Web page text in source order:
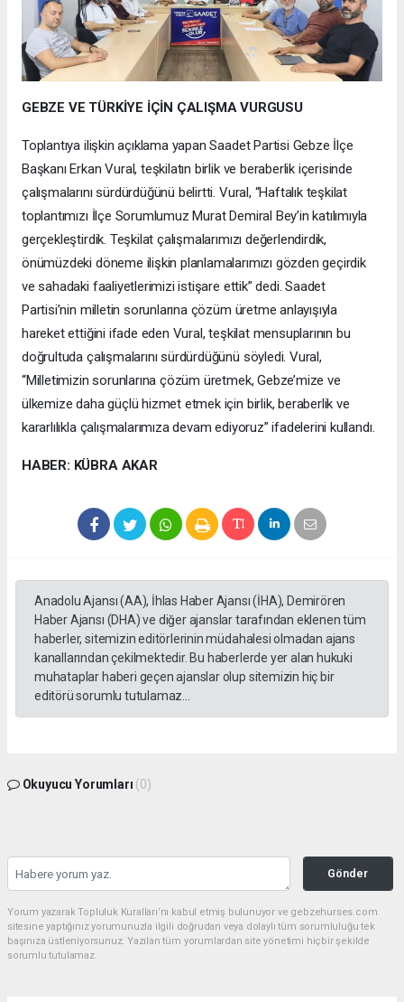
GEBZE VE TÜRKİYE İÇİN ÇALIŞMA VURGUSU
Toplantıya ilişkin açıklama yapan Saadet Partisi Gebze İlçe
Başkanı Erkan Vural, teşkilatın birlik ve beraberlik içerisinde
çalışmalarını sürdürdüğünü belirtti. Vural, “Haftalık teşkilat
toplantımızı İlçe Sorumlumuz Murat Demiral Bey’in katılımıyla
gerçekleştirdik. Teşkilat çalışmalarımızı değerlendirdik,
önümüzdeki döneme ilişkin planlamalarımızı gözden geçirdik
ve sahadaki faaliyetlerimizi istişare ettik” dedi. Saadet
Partisi’nin milletin sorunlarına çözüm üretme anlayışıyla
hareket ettiğini ifade eden Vural, teşkilat mensuplarının bu
doğrultuda çalışmalarını sürdürdüğünü söyledi. Vural,
“Milletimizin sorunlarına çözüm üretmek, Gebze’mize ve
ülkemize daha güçlü hizmet etmek için birlik, beraberlik ve
kararlılıkla çalışmalarımıza devam ediyoruz” ifadelerini kullandı.
HABER: KÜBRA AKAR
Anadolu Ajansı (AA), İhlas Haber Ajansı (İHA), Demirören
Haber Ajansı (DHA) ve diğer ajanslar tarafından eklenen tüm
haberler, sitemizin editörlerinin müdahalesi olmadan ajans
kanallarından çekilmektedir. Bu haberlerde yer alan hukuki
muhataplar haberi geçen ajanslar olup sitemizin hiç bir
editörü sorumlu tutulamaz...
Okuyucu Yorumları (0)
Gönder
Yorum yazarak Topluluk Kuralları’nı kabul etmiş bulunuyor ve gebzehurses.com
sitesine yaptığınız yorumunuzla ilgili doğrudan veya dolaylı tüm sorumluluğu tek
başınıza üstleniyorsunuz. Yazılan tüm yorumlardan site yönetimi hiçbir şekilde
sorumlu tutulamaz.